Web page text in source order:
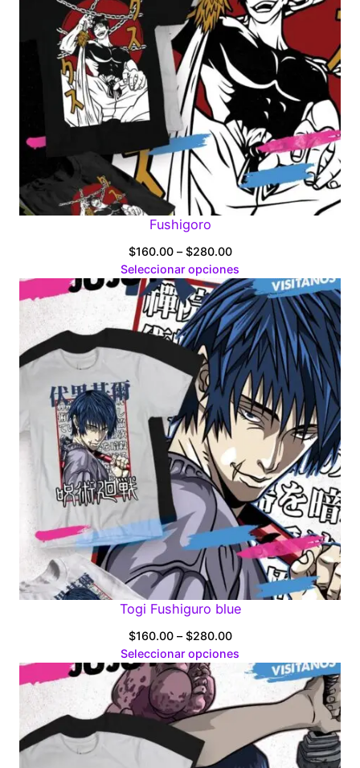
Fushigoro
$160.00 – $280.00Price
range:
$160.00
through
$280.00
Seleccionar opciones
Togi Fushiguro blue
$160.00 – $280.00Price
range:
$160.00
through
$280.00
Seleccionar opciones